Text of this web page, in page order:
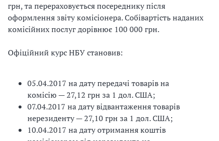
грн, та перераховується посереднику після
оформлення звіту комісіонера. Собівартість наданих
комісійних послуг дорівнює 100 000 грн.
Офіційний курс НБУ становив:
05.04.2017 на дату передачі товарів на
комісію — 27,12 грн за 1 дол. США;
07.04.2017 на дату відвантаження товарів
нерезиденту — 27,10 грн за 1 дол. США;
10.04.2017 на дату отримання коштів